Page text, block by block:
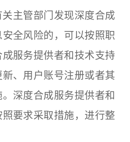
主管部门发现深度合成
全风险的，可以按照职
服务提供者和技术支持
、用户账号注册或者其
深度合成服务提供者和
要求采取措施，进行整